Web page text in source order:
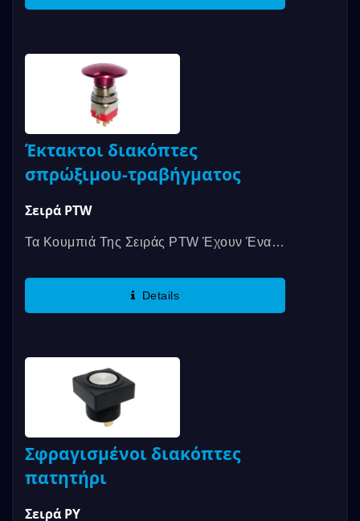
Έκτακτοι διακόπτες
σπρώξιμου-τραβήγματος
Σειρά PTW
Τα Κουμπιά Της Σειράς PTW Έχουν Ένα
Σφραγισμένη...
Details
Σφραγισμένοι διακόπτες
πατητήρι
Σειρά PY